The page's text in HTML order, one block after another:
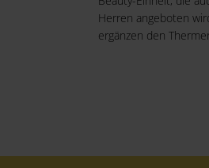
Herren angeboten
ergänzen den